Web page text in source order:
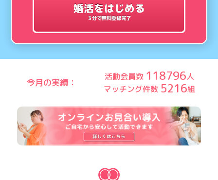
婚活をはじめる
３分で無料登録完了
今月の実績：
活動会員数 118796人
マッチング件数 5216組